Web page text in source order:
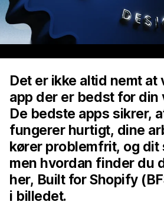
Det er ikke altid nemt at
app der er bedst for din
De bedste apps sikrer,
fungerer hurtigt, dine
kører problemfrit, og dit
men hvordan finder du
her, Built for Shopify
i billedet.